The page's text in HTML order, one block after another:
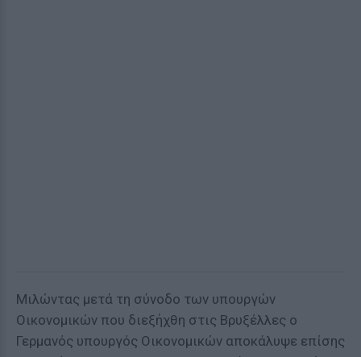
Mιλώντας μετά τη σύνοδο των υπουργών
Οικονομικών που διεξήχθη στις Βρυξέλλες ο
Γερμανός υπουργός Οικονομικών αποκάλυψε επίσης